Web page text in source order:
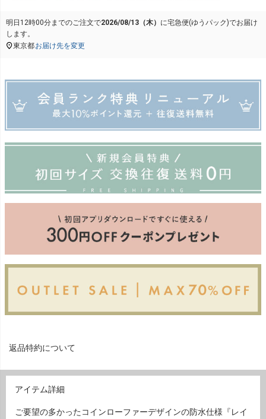
明日 12時00分までのご注文で2026/08/13（木） に宅急便(ゆうパック)でお届け
します。
東京都お届け先を変更
返品特約について
アイテム詳細
ご要望の多かったコインローファーデザインの防水仕様『レイ